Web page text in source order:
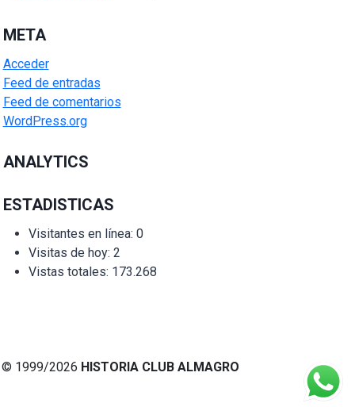
META
Acceder
Feed de entradas
Feed de comentarios
WordPress.org
ANALYTICS
ESTADISTICAS
Visitantes en línea: 0
Visitas de hoy: 2
Vistas totales: 173.268
© 1999/2026 HISTORIA CLUB ALMAGRO